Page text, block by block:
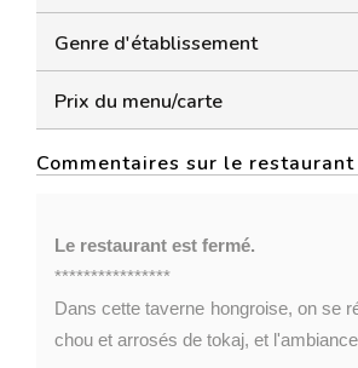
Genre d'établissement
Prix du menu/carte
Commentaires sur le
Le restaurant est fermé.
****************
Dans cette taverne hongroise, on se
chou et arrosés de tokaj, et